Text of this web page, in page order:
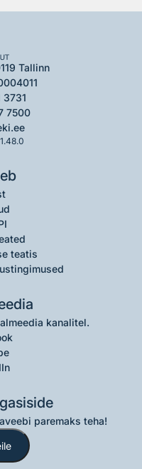
Tallinn
3731
7500
teatis
kanalitel.
paremaks teha!